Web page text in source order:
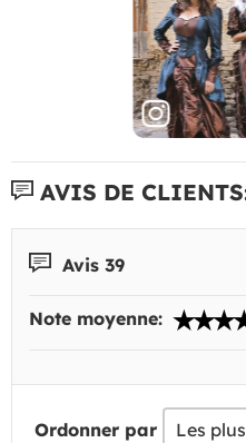
AVIS DE
Avis 39
Note moyenne:
Ordonner par